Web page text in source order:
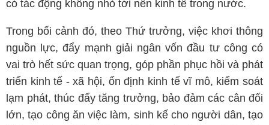
có tác động không nhỏ tới nền kinh tế trong nước.
Trong bối cảnh đó, theo Thứ trưởng, việc khơi thông
nguồn lực, đẩy mạnh giải ngân vốn đầu tư công có
vai trò hết sức quan trọng, góp phần phục hồi và phát
triển kinh tế - xã hội, ổn định kinh tế vĩ mô, kiểm soát
lạm phát, thúc đẩy tăng trưởng, bảo đảm các cân đối
lớn, tạo công ăn việc làm, sinh kế cho người dân, tạo